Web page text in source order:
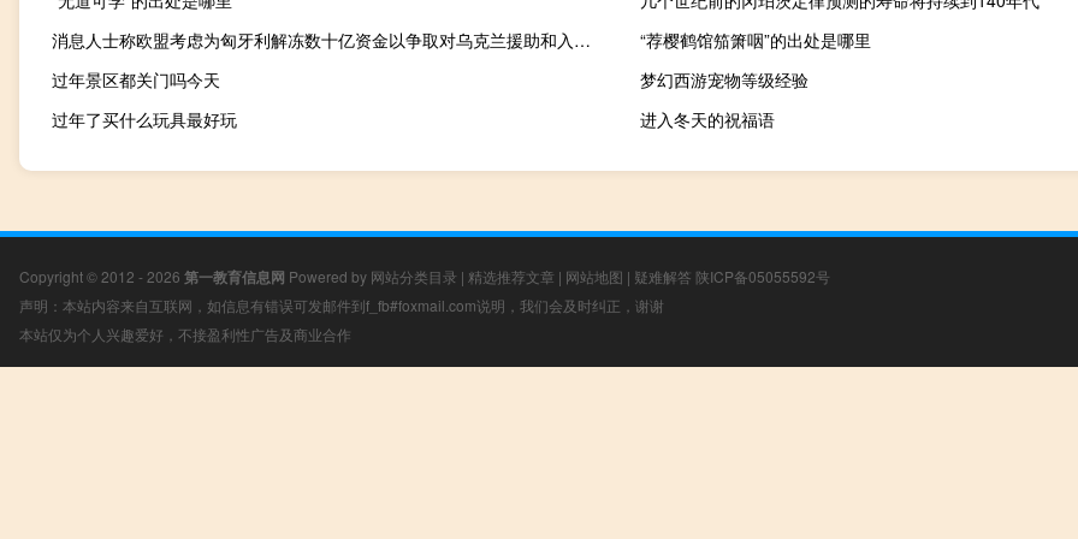
消息人士称欧盟考虑为匈牙利解冻数十亿资金以争取对乌克兰援助和入盟谈判的支持
“荐樱鹤馆笳箫咽”的出处是哪里
过年景区都关门吗今天
梦幻西游宠物等级经验
过年了买什么玩具最好玩
进入冬天的祝福语
Copyright © 2012 - 2026 第一教育信息网 Powered by 网站分类目录 | 精选推荐文章 | 网站地图 | 疑难解答 陕ICP备05055592号
声明：本站内容来自互联网，如信息有错误可发邮件到f_fb#foxmail.com说明，我们会及时纠正，谢谢
本站仅为个人兴趣爱好，不接盈利性广告及商业合作